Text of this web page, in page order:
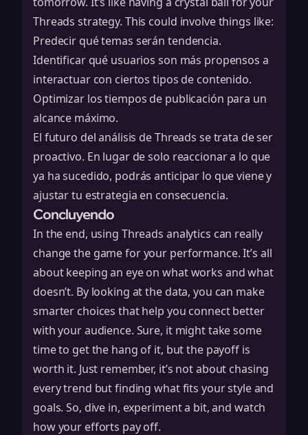
Threads strategy. This could involve things like:
Predecir qué temas serán tendencia.
Identificar qué usuarios son más propensos a
interactuar con ciertos tipos de contenido.
Optimizar los tiempos de publicación para un
alcance máximo.
El futuro del análisis de Threads se trata de ser
proactivo. En lugar de solo reaccionar a lo que
ya ha sucedido, podrás anticipar lo que viene y
ajustar tu estrategia en consecuencia.
Concluyendo
In the end, using Threads analytics can really
change the game for your performance. It’s all
about keeping an eye on what works and what
doesn’t. By looking at the data, you can make
smarter choices that help you connect better
with your audience. Sure, it might take some
time to get the hang of it, but the payoff is
worth it. Just remember, it’s not about chasing
every trend but finding what fits your style and
goals. So, dive in, experiment a bit, and watch
how your efforts pay off.